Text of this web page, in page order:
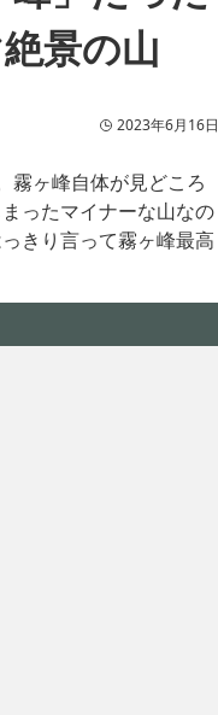
景の山
2023年6月16日
霧ヶ峰自体が見どころ
ったマイナーな山なの
きり言って霧ヶ峰最高